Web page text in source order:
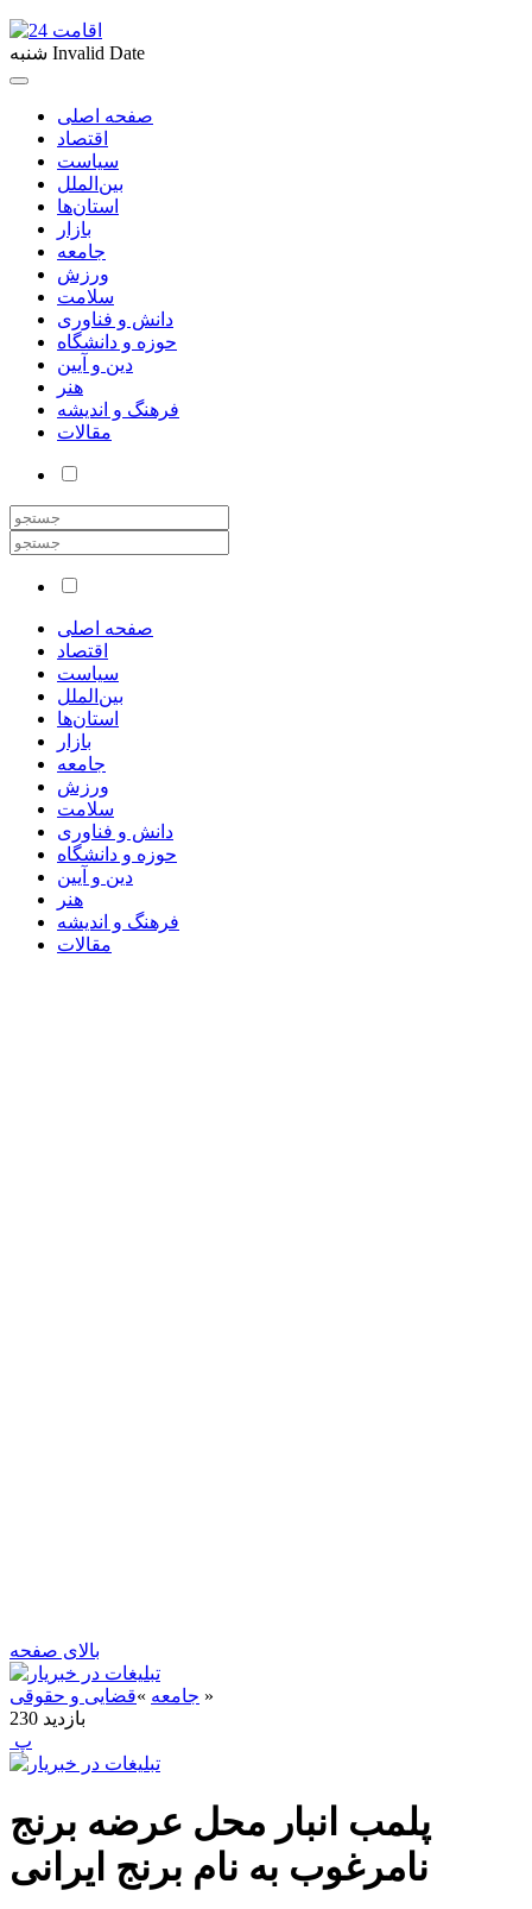
شنبه Invalid Date
صفحه اصلی
اقتصاد
سیاست
بین‌الملل
استان‌ها
بازار
جامعه
ورزش
سلامت
دانش و فناوری
حوزه و دانشگاه
دین و آیین
هنر
فرهنگ و اندیشه
مقالات
صفحه اصلی
اقتصاد
سیاست
بین‌الملل
استان‌ها
بازار
جامعه
ورزش
سلامت
دانش و فناوری
حوزه و دانشگاه
دین و آیین
هنر
فرهنگ و اندیشه
مقالات
بالای صفحه
جامعه »قضایی و حقوقی
»
230 بازدید
‍ پ
پلمب انبار محل عرضه برنج
نامرغوب به نام برنج ایرانی